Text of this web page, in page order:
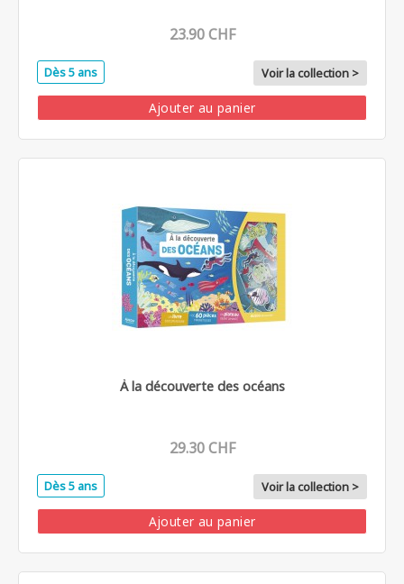
23.90 CHF
Dès 5 ans Voir la collection >
Ajouter au panier
À la découverte des océans
29.30 CHF
Dès 5 ans Voir la collection >
Ajouter au panier